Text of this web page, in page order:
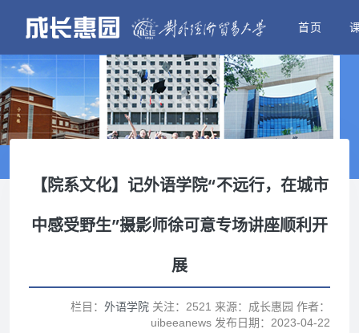
首页
【院系文化】记外语学院“不远行，在城市
中感受野生”摄影师徐可意专场讲座顺利开
展
栏目： 外语学院 关注：2521 来源：成长惠园 作者：
uibeeanews 发布日期：2023-04-22